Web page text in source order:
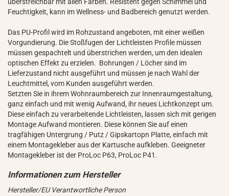
Feuchtigkeit, kann im Wellness- und Badbereich genutzt werden.
Das PU-Profil wird im Rohzustand angeboten, mit einer weißen
Vorgundierung. Die Stoßfugen der Lichtleisten Profile müssen
müssen gespachtelt und überstrichen werden, um den idealen
optischen Effekt zu erzielen. Bohrungen / Löcher sind im
Lieferzustand nicht ausgeführt und müssen je nach Wahl der
Leuchtmittel, vom Kunden ausgeführt werden.
Setzten Sie in ihrem Wohnraumbereich zur Innenraumgestaltung,
ganz einfach und mit wenig Aufwand, ihr neues Lichtkonzept um.
Diese einfach zu verarbeitende Lichtleisten, lassen sich mit gerigen
Montage Aufwand montieren. Diese können Sie auf einen
tragfähigen Untergrung / Putz / Gipskartopn Platte, einfach mit
einem Montagekleber aus der Kartusche aufkleben. Geeigneter
Montagekleber ist der ProLoc P63, ProLoc P41.
Hersteller/EU Verantwortliche Person